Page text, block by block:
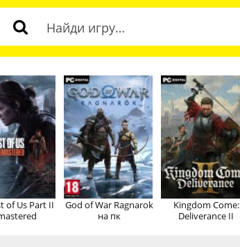
of Us Part II
God of War Ragnarok
на пк
Kingdom Come:
Deliverance II